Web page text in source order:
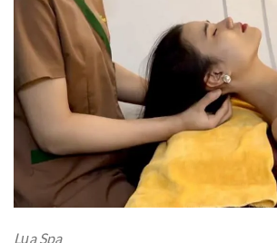
Lụa Spa